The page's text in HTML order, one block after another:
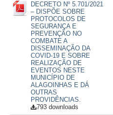
DECRETO Nº 5.701/2021
– DISPÕE SOBRE
PROTOCOLOS DE
SEGURANÇA E
PREVENÇÃO NO
COMBATE A
DISSEMINAÇÃO DA
COVID-19 E SOBRE
REALIZAÇÃO DE
EVENTOS NESTE
MUNICÍPIO DE
ALAGOINHAS E DÁ
OUTRAS
PROVIDÊNCIAS.
793 downloads